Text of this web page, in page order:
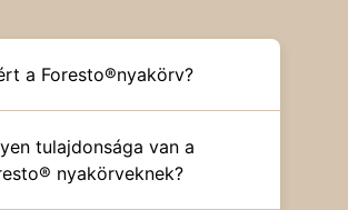
a Foresto®nyakörv?
tulajdonsága van a
nyakörveknek?